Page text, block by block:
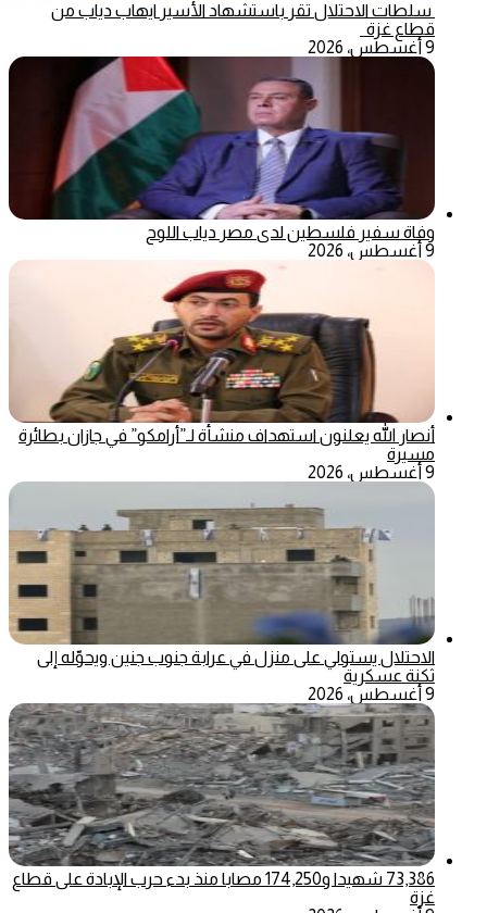
سلطات الاحتلال تقر باستشهاد الأسير ايهاب دياب من
قطاع غزة
9 أغسطس، 2026
وفاة سفير فلسطين لدى مصر دياب اللوح
9 أغسطس، 2026
أنصار الله يعلنون استهداف منشأة لـ”أرامكو” في جازان بطائرة
مسيرة
9 أغسطس، 2026
الاحتلال يستولي على منزل في عرابة جنوب جنين ويحوّله إلى
ثكنة عسكرية
9 أغسطس، 2026
73,386 شهيدا و174,250 مصابا منذ بدء حرب الإبادة على قطاع
غزة